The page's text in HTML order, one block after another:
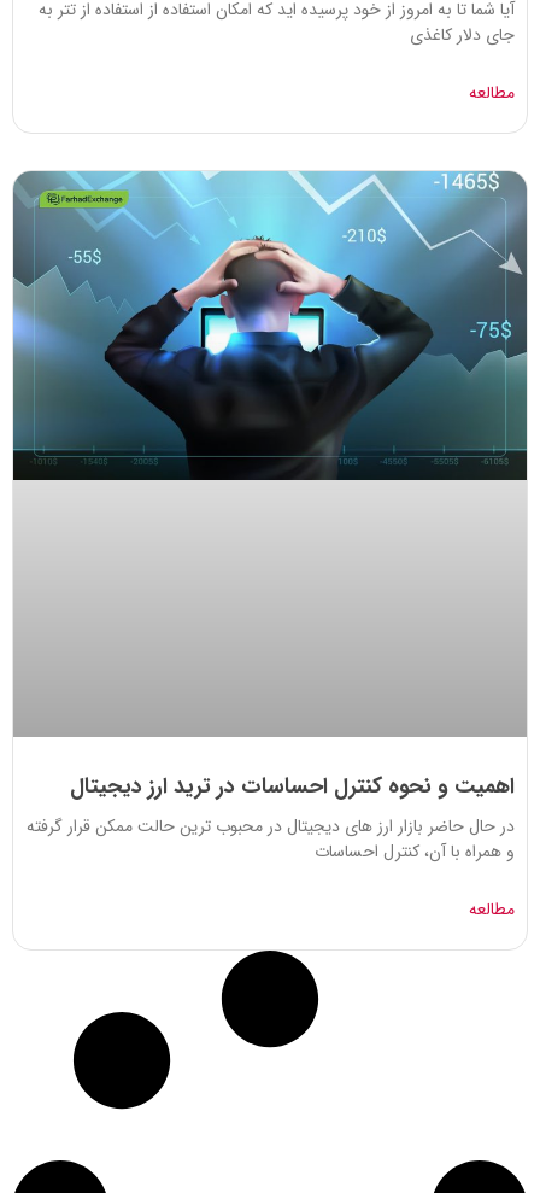
آیا شما تا به امروز از خود پرسیده اید که امکان استفاده از استفاده از تتر به
جای دلار کاغذی
مطالعه
اهمیت و نحوه کنترل احساسات در ترید ارز دیجیتال
در حال حاضر بازار ارز های دیجیتال در محبوب ترین حالت ممکن قرار گرفته
و همراه با آن، کنترل احساسات
مطالعه